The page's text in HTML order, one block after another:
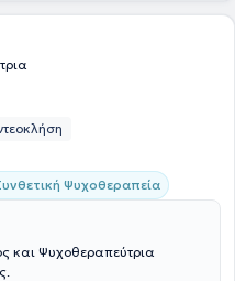
Ψυχοθεραπεία
και Ψυχοθεραπεύτρια